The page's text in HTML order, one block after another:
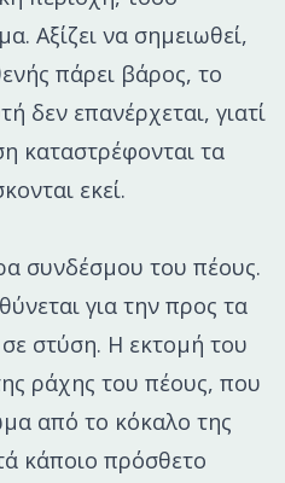
Αξίζει να σημειωθεί,
πάρει βάρος, το
δεν επανέρχεται, γιατί
καταστρέφονται τα
εκεί.
συνδέσμου του πέους.
για την προς τα
στύση. Η εκτομή του
ράχης του πέους, που
από το κόκαλο της
κάποιο πρόσθετο